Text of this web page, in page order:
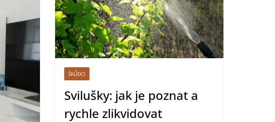
ŠKŮDCI
Svilušky: jak je poznat a
rychle zlikvidovat